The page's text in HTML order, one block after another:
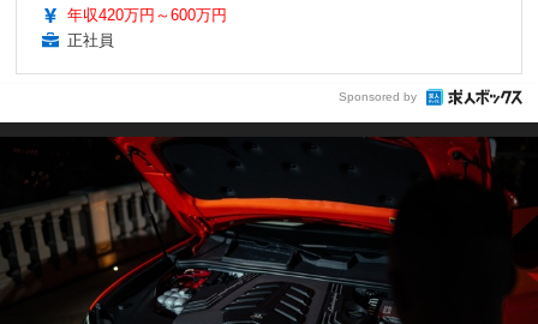
年収420万円～600万円
正社員
Sponsored by